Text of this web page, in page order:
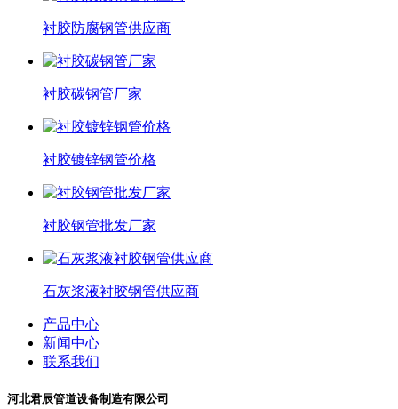
衬胶防腐钢管供应商
衬胶碳钢管厂家
衬胶镀锌钢管价格
衬胶钢管批发厂家
石灰浆液衬胶钢管供应商
产品中心
新闻中心
联系我们
河北君辰管道设备制造有限公司